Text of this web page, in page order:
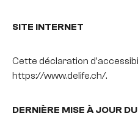
SITE INTERNET
Cette déclaration
https://www.delife.ch/.
DERNIÈRE MISE À JOUR